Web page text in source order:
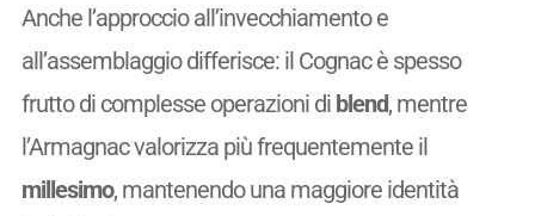
Anche l’approccio all’invecchiamento e
all’assemblaggio differisce: il Cognac è spesso
frutto di complesse operazioni di blend, mentre
l’Armagnac valorizza più frequentemente il
millesimo, mantenendo una maggiore identità